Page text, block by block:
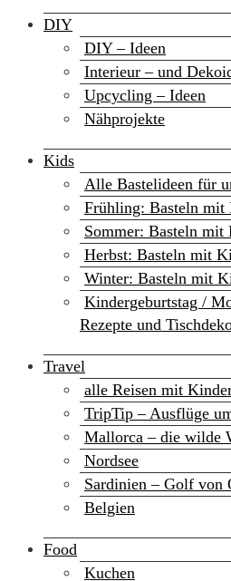
DIY
DIY – Ideen
Interieur – und
Upcycling – Ideen
Nähprojekte
Kids
Alle Bastelideen für
Frühling: Basteln mit
Sommer: Basteln mit
Herbst: Basteln mit
Winter: Basteln mit
Kindergeburtstag /
Rezepte und
Travel
alle Reisen mit
TripTip – Ausflüge
Mallorca – die wilde
Nordsee
Sardinien – Golf von
Belgien
Food
Kuchen